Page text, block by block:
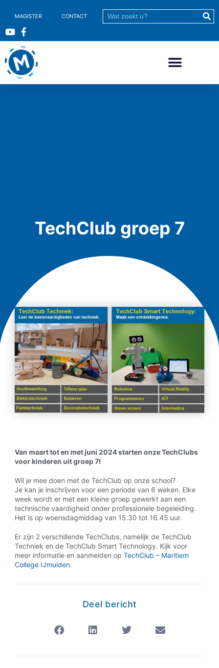
MAGISTER CONTACT
TechClub groep 7
Van maart tot en met juni 2024 starten onze TechClubs
voor kinderen uit groep 7!
Wil je mee doen met de TechClub op onze school?
Je kan je inschrijven voor een periode van 6 weken. Elke
week wordt er met een kleine groep gewerkt aan een
technische vaardigheid onder professionele begeleiding.
Het is op woensdagmiddag van 15.30 tot 16.45 uur.
Er zijn 2 verschillende TechClubs, namelijk de TechClub
Techniek en de TechClub Smart Technology. Kijk voor
meer informatie en aanmelden op TechClub – Maritiem
College IJmuiden
Deel bericht